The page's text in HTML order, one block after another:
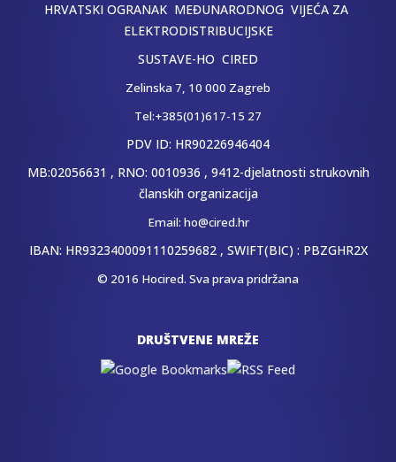
HRVATSKI OGRANAK MEĐUNARODNOG VIJEĆA ZA
ELEKTRODISTRIBUCIJSKE
SUSTAVE-HO CIRED
Zelinska 7, 10 000 Zagreb
Tel:+385(01)617-15 27
PDV ID: HR90226946404
MB:02056631 , RNO: 0010936 , 9412-djelatnosti strukovnih
članskih organizacija
Email: ho@cired.hr
IBAN: HR9323400091110259682 , SWIFT(BIC) : PBZGHR2X
© 2016 Hocired. Sva prava pridržana
DRUŠTVENE MREŽE